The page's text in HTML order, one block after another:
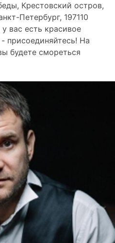
Крестовский остров,
Петербург, 197110
вас есть красивое
присоединяйтесь! На
будете смореться